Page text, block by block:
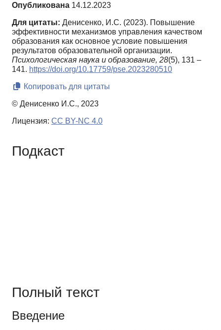
Опубликована 14.12.2023
Для цитаты: Денисенко, И.С. (2023). Повышение
эффективности механизмов управления качеством
образования как основное условие повышения
результатов образовательной организации.
Психологическая наука и образование, 28(5), 131 –
141. https://doi.org/10.17759/pse.2023280510
Копировать для цитаты
© Денисенко И.С., 2023
Лицензия: CC BY-NC 4.0
Подкаст
Полный текст
Введение